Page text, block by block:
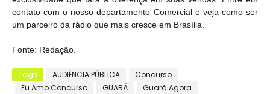
contato com o nosso departamento Comercial e veja como ser
um parceiro da rádio que mais cresce em Brasília.
Fonte: Redação.
Tags AUDIÊNCIA PÚBLICA
Concurso
Eu Amo Concurso
GUARÁ
Guará Agora